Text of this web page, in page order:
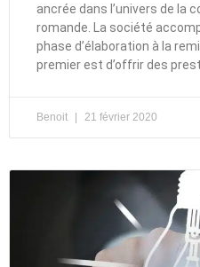
ancrée dans l’univers de la
romande. La société
phase d’élaboration à la
premier est d’offrir des
Benoit 21 février 2020